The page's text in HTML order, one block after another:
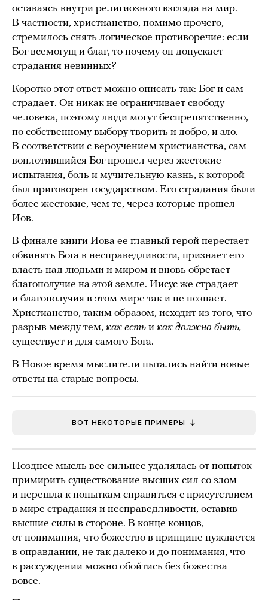
оставаясь внутри религиозного взгляда на мир.
В частности, христианство, помимо прочего,
стремилось снять логическое противоречие: если
Бог всемогущ и благ, то почему он допускает
страдания невинных?
Коротко этот ответ можно описать так: Бог и сам
страдает. Он никак не ограничивает свободу
человека, поэтому люди могут беспрепятственно,
по собственному выбору творить и добро, и зло.
В соответствии с вероучением христианства, сам
воплотившийся Бог прошел через жестокие
испытания, боль и мучительную казнь, к которой
был приговорен государством. Его страдания были
более жестокие, чем те, через которые прошел
Иов.
В финале книги Иова ее главный герой перестает
обвинять Бога в несправедливости, признает его
власть над людьми и миром и вновь обретает
благополучие на этой земле. Иисус же страдает
и благополучия в этом мире так и не познает.
Христианство, таким образом, исходит из того, что
разрыв между тем, как есть и как должно быть,
существует и для самого Бога.
В Новое время мыслители пытались найти новые
ответы на старые вопросы.
ВОТ НЕКОТОРЫЕ ПРИМЕРЫ
Позднее мысль все сильнее удалялась от попыток
примирить существование высших сил со злом
и перешла к попыткам справиться с присутствием
в мире страдания и несправедливости, оставив
высшие силы в стороне. В конце концов,
от понимания, что божество в принципе нуждается
в оправдании, не так далеко и до понимания, что
в рассуждении можно обойтись без божества
вовсе.